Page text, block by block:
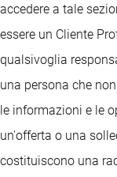
accedere a tale
essere un Cliente
qualsivoglia
una persona che
le informazioni e le
un'offerta o una
costituiscono una